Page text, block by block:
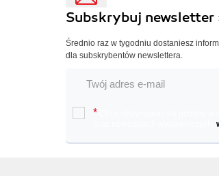
Subskrybuj newsletter
Średnio raz w tygodniu dostaniesz
dla subskrybentów newslettera.
*